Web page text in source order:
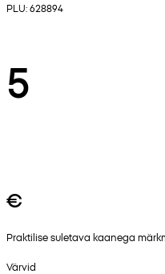
PLU: 628894
5
€
Praktilise suletava kaanega
Värvid